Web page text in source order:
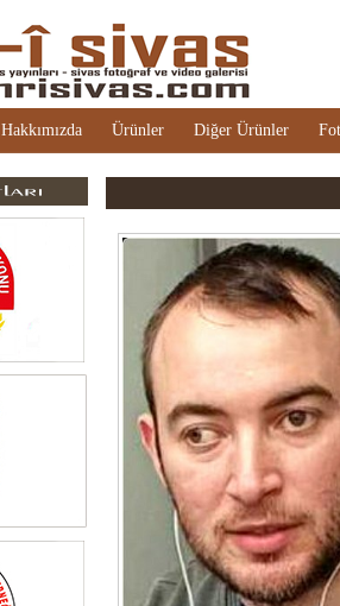
Hakkımızda Ürünler Diğer Ürünler